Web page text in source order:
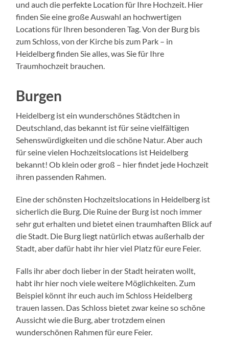
und auch die perfekte Location für Ihre Hochzeit. Hier
finden Sie eine große Auswahl an hochwertigen
Locations für Ihren besonderen Tag. Von der Burg bis
zum Schloss, von der Kirche bis zum Park – in
Heidelberg finden Sie alles, was Sie für Ihre
Traumhochzeit brauchen.
Burgen
Heidelberg ist ein wunderschönes Städtchen in
Deutschland, das bekannt ist für seine vielfältigen
Sehenswürdigkeiten und die schöne Natur. Aber auch
für seine vielen Hochzeitslocations ist Heidelberg
bekannt! Ob klein oder groß – hier findet jede Hochzeit
ihren passenden Rahmen.
Eine der schönsten Hochzeitslocations in Heidelberg ist
sicherlich die Burg. Die Ruine der Burg ist noch immer
sehr gut erhalten und bietet einen traumhaften Blick auf
die Stadt. Die Burg liegt natürlich etwas außerhalb der
Stadt, aber dafür habt ihr hier viel Platz für eure Feier.
Falls ihr aber doch lieber in der Stadt heiraten wollt,
habt ihr hier noch viele weitere Möglichkeiten. Zum
Beispiel könnt ihr euch auch im Schloss Heidelberg
trauen lassen. Das Schloss bietet zwar keine so schöne
Aussicht wie die Burg, aber trotzdem einen
wunderschönen Rahmen für eure Feier.